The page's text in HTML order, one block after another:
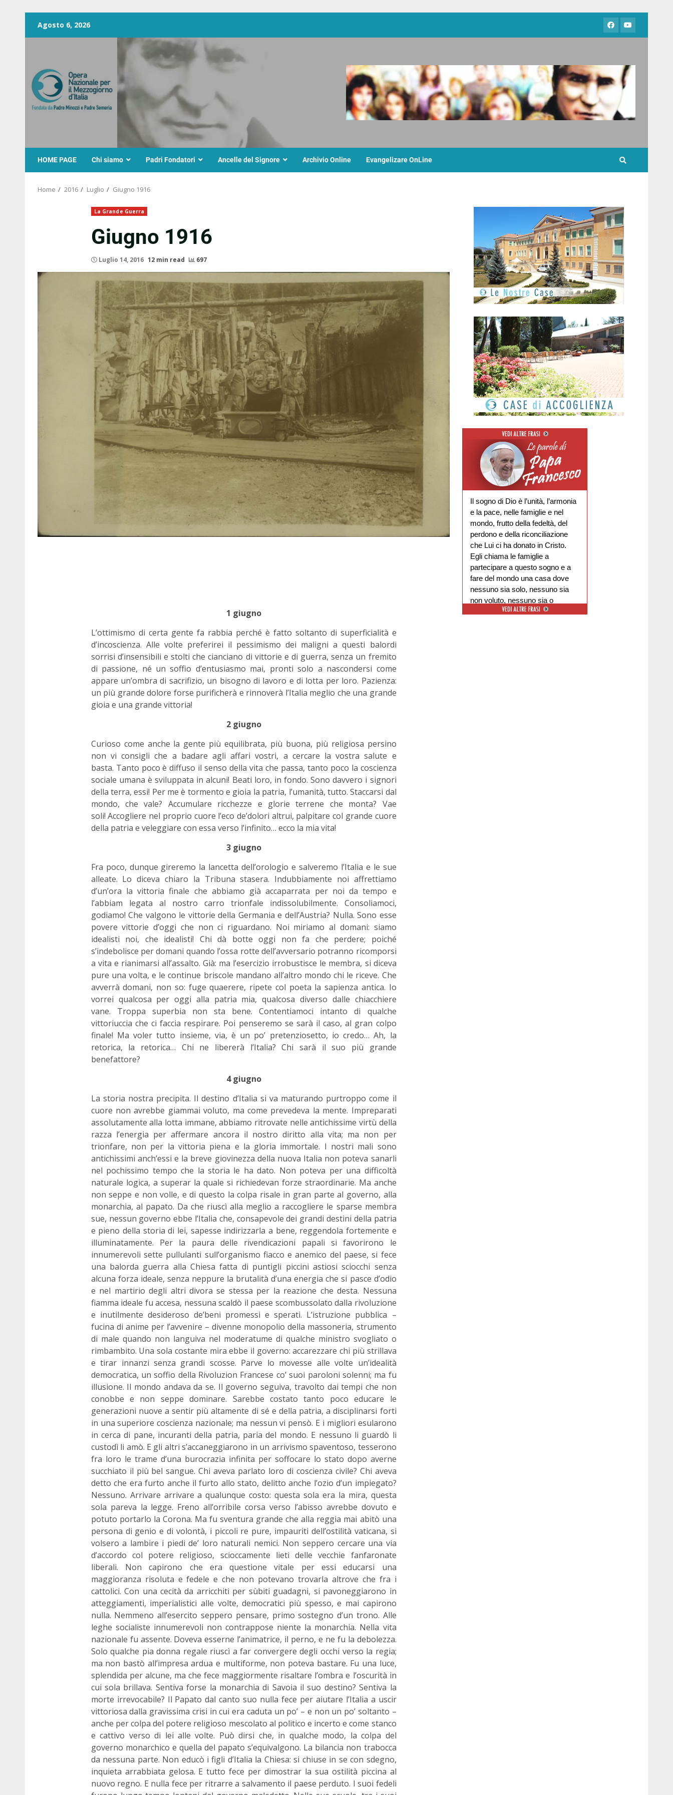
Agosto 6, 2026
HOME PAGE Chi siamo Padri Fondatori Ancelle del Signore Archivio Online Evangelizare OnLine
Home 2016 Luglio Giugno 1916
La Grande Guerra
Giugno 1916
Luglio 14, 2016 12 min read 697
1 giugno
L’ottimismo di certa gente fa rabbia perché è fatto soltanto di superficialità e
d’incoscienza. Alle volte preferirei il pessimismo dei maligni a questi balordi
sorrisi d’insensibili e stolti che cianciano di vittorie e di guerra, senza un fremito
di passione, né un soffio d’entusiasmo mai, pronti solo a nascondersi come
appare un’ombra di sacrifizio, un bisogno di lavoro e di lotta per loro. Pazienza:
un più grande dolore forse purificherà e rinnoverà l’Italia meglio che una grande
gioia e una grande vittoria!
2 giugno
Curioso come anche la gente più equilibrata, più buona, più religiosa persino
non vi consigli che a badare agli affari vostri, a cercare la vostra salute e
basta. Tanto poco è diffuso il senso della vita che passa, tanto poco la coscienza
sociale umana è sviluppata in alcuni! Beati loro, in fondo. Sono davvero i signori
della terra, essi! Per me è tormento e gioia la patria, l’umanità, tutto. Staccarsi dal
mondo, che vale? Accumulare ricchezze e glorie terrene che monta? Vae
soli! Accogliere nel proprio cuore l’eco de’dolori altrui, palpitare col grande cuore
della patria e veleggiare con essa verso l’infinito… ecco la mia vita!
3 giugno
Fra poco, dunque gireremo la lancetta dell’orologio e salveremo l’Italia e le sue
alleate. Lo diceva chiaro la Tribuna stasera. Indubbiamente noi affrettiamo
d’un’ora la vittoria finale che abbiamo già accaparrata per noi da tempo e
l’abbiam legata al nostro carro trionfale indissolubilmente. Consoliamoci,
godiamo! Che valgono le vittorie della Germania e dell’Austria? Nulla. Sono esse
povere vittorie d’oggi che non ci riguardano. Noi miriamo al domani: siamo
idealisti noi, che idealisti! Chi dà botte oggi non fa che perdere; poiché
s’indebolisce per domani quando l’ossa rotte dell’avversario potranno ricomporsi
a vita e rianimarsi all’assalto. Già: ma l’esercizio irrobustisce le membra, si diceva
pure una volta, e le continue briscole mandano all’altro mondo chi le riceve. Che
avverrà domani, non so: fuge quaerere, ripete col poeta la sapienza antica. Io
vorrei qualcosa per oggi alla patria mia, qualcosa diverso dalle chiacchiere
vane. Troppa superbia non sta bene. Contentiamoci intanto di qualche
vittoriuccia che ci faccia respirare. Poi penseremo se sarà il caso, al gran colpo
finale! Ma voler tutto insieme, via, è un po’ pretenziosetto, io credo… Ah, la
retorica, la retorica… Chi ne libererà l’Italia? Chi sarà il suo più grande
benefattore?
4 giugno
La storia nostra precipita. Il destino d’Italia si va maturando purtroppo come il
cuore non avrebbe giammai voluto, ma come prevedeva la mente. Impreparati
assolutamente alla lotta immane, abbiamo ritrovate nelle antichissime virtù della
razza l’energia per affermare ancora il nostro diritto alla vita; ma non per
trionfare, non per la vittoria piena e la gloria immortale. I nostri mali sono
antichissimi anch’essi e la breve giovinezza della nuova Italia non poteva sanarli
nel pochissimo tempo che la storia le ha dato. Non poteva per una difficoltà
naturale logica, a superar la quale si richiedevan forze straordinarie. Ma anche
non seppe e non volle, e di questo la colpa risale in gran parte al governo, alla
monarchia, al papato. Da che riuscì alla meglio a raccogliere le sparse membra
sue, nessun governo ebbe l’Italia che, consapevole dei grandi destini della patria
e pieno della storia di lei, sapesse indirizzarla a bene, reggendola fortemente e
illuminatamente. Per la paura delle rivendicazioni papali si favorirono le
innumerevoli sette pullulanti sull’organismo fiacco e anemico del paese, si fece
una balorda guerra alla Chiesa fatta di puntigli piccini astiosi sciocchi senza
alcuna forza ideale, senza neppure la brutalità d’una energia che si pasce d’odio
e nel martirio degli altri divora se stessa per la reazione che desta. Nessuna
fiamma ideale fu accesa, nessuna scaldò il paese scombussolato dalla rivoluzione
e inutilmente desideroso de’beni promessi e sperati. L’istruzione pubblica –
fucina di anime per l’avvenire – divenne monopolio della massoneria, strumento
di male quando non languiva nel moderatume di qualche ministro svogliato o
rimbambito. Una sola costante mira ebbe il governo: accarezzare chi più strillava
e tirar innanzi senza grandi scosse. Parve lo movesse alle volte un’idealità
democratica, un soffio della Rivoluzion Francese co’ suoi paroloni solenni; ma fu
illusione. Il mondo andava da se. Il governo seguiva, travolto dai tempi che non
conobbe e non seppe dominare. Sarebbe costato tanto poco educare le
generazioni nuove a sentir più altamente di sé e della patria, a disciplinarsi forti
in una superiore coscienza nazionale; ma nessun vi pensò. E i migliori esularono
in cerca di pane, incuranti della patria, paria del mondo. E nessuno li guardò li
custodì li amò. E gli altri s’accaneggiarono in un arrivismo spaventoso, tesserono
fra loro le trame d’una burocrazia infinita per soffocare lo stato dopo averne
succhiato il più bel sangue. Chi aveva parlato loro di coscienza civile? Chi aveva
detto che era furto anche il furto allo stato, delitto anche l’ozio d’un impiegato?
Nessuno. Arrivare arrivare a qualunque costo: questa sola era la mira, questa
sola pareva la legge. Freno all’orribile corsa verso l’abisso avrebbe dovuto e
potuto portarlo la Corona. Ma fu sventura grande che alla reggia mai abitò una
persona di genio e di volontà, i piccoli re pure, impauriti dell’ostilità vaticana, si
volsero a lambire i piedi de’ loro naturali nemici. Non seppero cercare una via
d’accordo col potere religioso, scioccamente lieti delle vecchie fanfaronate
liberali. Non capirono che era questione vitale per essi educarsi una
maggioranza risoluta e fedele e che non potevano trovarla altrove che fra i
cattolici. Con una cecità da arricchiti per sùbiti guadagni, si pavoneggiarono in
atteggiamenti, imperialistici alle volte, democratici più spesso, e mai capirono
nulla. Nemmeno all’esercito seppero pensare, primo sostegno d’un trono. Alle
leghe socialiste innumerevoli non contrappose niente la monarchia. Nella vita
nazionale fu assente. Doveva esserne l’animatrice, il perno, e ne fu la debolezza.
Solo qualche pia donna regale riuscì a far convergere degli occhi verso la regia;
ma non bastò all’impresa ardua e multiforme, non poteva bastare. Fu una luce,
splendida per alcune, ma che fece maggiormente risaltare l’ombra e l’oscurità in
cui sola brillava. Sentiva forse la monarchia di Savoia il suo destino? Sentiva la
morte irrevocabile? Il Papato dal canto suo nulla fece per aiutare l’Italia a uscir
vittoriosa dalla gravissima crisi in cui era caduta un po’ – e non un po’ soltanto –
anche per colpa del potere religioso mescolato al politico e incerto e come stanco
e cattivo verso di lei alle volte. Può dirsi che, in qualche modo, la colpa del
governo monarchico e quella del papato s’equivalgono. La bilancia non trabocca
da nessuna parte. Non educò i figli d’Italia la Chiesa: si chiuse in se con sdegno,
inquieta arrabbiata gelosa. E tutto fece per dimostrar la sua ostilità piccina al
nuovo regno. E nulla fece per ritrarre a salvamento il paese perduto. I suoi fedeli
Il sogno di Dio è l’unità, l’armonia
e la pace, nelle famiglie e nel
mondo, frutto della fedeltà, del
perdono e della riconciliazione
che Lui ci ha donato in Cristo.
Egli chiama le famiglie a
partecipare a questo sogno e a
fare del mondo una casa dove
nessuno sia solo, nessuno sia
non voluto, nessuno sia o